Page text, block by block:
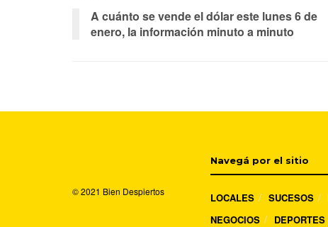
A cuánto se vende el dólar este lunes 6 de
enero, la información minuto a minuto
© 2021 Bien Despiertos
Navegá por el sitio
LOCALES SUCESOS
NEGOCIOS
DEPORTES